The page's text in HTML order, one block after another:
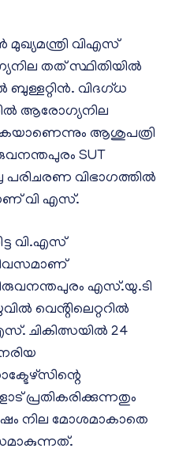
മുഖ്യമന്ത്രി വിഎസ്
തത് സ്ഥിതിയിൽ
വിദഗ്ധ
ആരോഗ്യനില
ആശുപത്രി
SUT
വിഭാഗത്തിൽ
വി എസ്.
വി.എസ്
എസ്.യു.ടി
വെൻ്റിലെറ്ററിൽ
ചികിത്സയിൽ 24
പ്രതികരിക്കുന്നതും
നില മോശമാകാതെ